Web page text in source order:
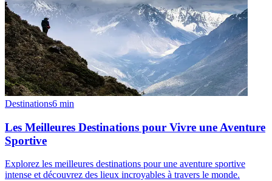
Destinations6 min
Les Meilleures Destinations pour Vivre une Aventure
Sportive
Explorez les meilleures destinations pour une aventure sportive
intense et découvrez des lieux incroyables à travers le monde.